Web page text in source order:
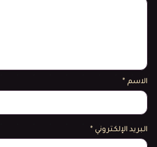
الاسم *
البريد الإلكتروني *